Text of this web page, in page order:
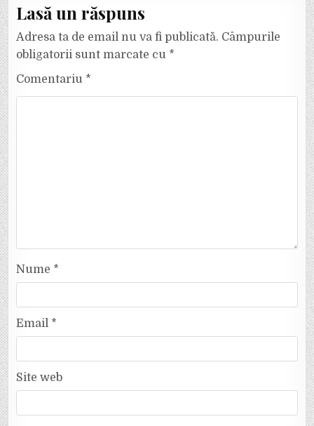
Lasă un răspuns
Adresa ta de email nu va fi publicată. Câmpurile
obligatorii sunt marcate cu *
Comentariu *
Nume *
Email *
Site web